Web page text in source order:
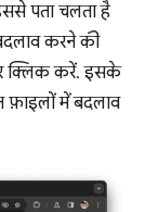
पता चलता है
करने की
क्लिक करें. इसके
में बदलाव